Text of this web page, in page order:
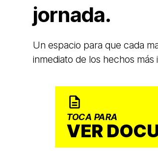
jornada.
Un espacio para que cada
inmediato de los hechos más
TOCA PARA
VER